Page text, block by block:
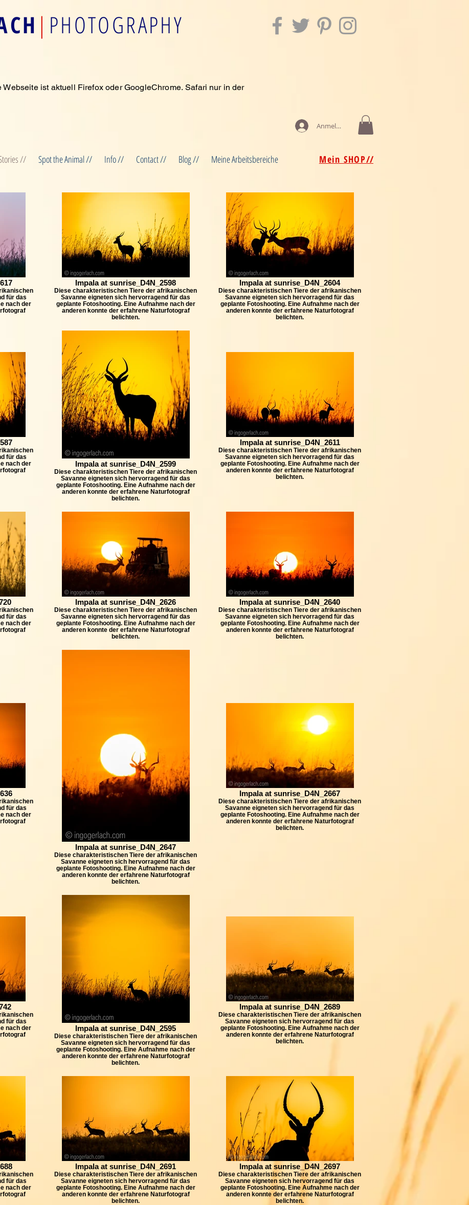
| PHOTOGRAPHY
Webseite ist aktuell Firefox oder GoogleChrome.Safari nur in der
Anmelden
// Spot the Animal // Info // Contact // Blog // Meine Arbeitsbereiche Mein SHOP//
für das
nach der
Impala at sunrise_D4N_2598
Diese charakteristischen Tiere der afrikanischen
Savanne eigneten sich hervorragend für das
geplante Fotoshooting. Eine Aufnahme nach der
anderen konnte der erfahrene Naturfotograf
belichten.
Impala at sunrise_D4N_2604
Diese charakteristischen Tiere der afrikanischen
Savanne eigneten sich hervorragend für das
geplante Fotoshooting. Eine Aufnahme nach der
anderen konnte der erfahrene Naturfotograf
belichten.
für das
nach der
Impala at sunrise_D4N_2599
Diese charakteristischen Tiere der afrikanischen
Savanne eigneten sich hervorragend für das
geplante Fotoshooting. Eine Aufnahme nach der
anderen konnte der erfahrene Naturfotograf
belichten.
Impala at sunrise_D4N_2611
Diese charakteristischen Tiere der afrikanischen
Savanne eigneten sich hervorragend für das
geplante Fotoshooting. Eine Aufnahme nach der
anderen konnte der erfahrene Naturfotograf
belichten.
für das
nach der
Impala at sunrise_D4N_2626
Diese charakteristischen Tiere der afrikanischen
Savanne eigneten sich hervorragend für das
geplante Fotoshooting. Eine Aufnahme nach der
anderen konnte der erfahrene Naturfotograf
belichten.
Impala at sunrise_D4N_2640
Diese charakteristischen Tiere der afrikanischen
Savanne eigneten sich hervorragend für das
geplante Fotoshooting. Eine Aufnahme nach der
anderen konnte der erfahrene Naturfotograf
belichten.
für das
nach der
Impala at sunrise_D4N_2647
Diese charakteristischen Tiere der afrikanischen
Savanne eigneten sich hervorragend für das
geplante Fotoshooting. Eine Aufnahme nach der
anderen konnte der erfahrene Naturfotograf
belichten.
Impala at sunrise_D4N_2667
Diese charakteristischen Tiere der afrikanischen
Savanne eigneten sich hervorragend für das
geplante Fotoshooting. Eine Aufnahme nach der
anderen konnte der erfahrene Naturfotograf
belichten.
für das
nach der
Impala at sunrise_D4N_2595
Diese charakteristischen Tiere der afrikanischen
Savanne eigneten sich hervorragend für das
geplante Fotoshooting. Eine Aufnahme nach der
anderen konnte der erfahrene Naturfotograf
belichten.
Impala at sunrise_D4N_2689
Diese charakteristischen Tiere der afrikanischen
Savanne eigneten sich hervorragend für das
geplante Fotoshooting. Eine Aufnahme nach der
anderen konnte der erfahrene Naturfotograf
belichten.
für das
nach der
Impala at sunrise_D4N_2691
Diese charakteristischen Tiere der afrikanischen
Savanne eigneten sich hervorragend für das
geplante Fotoshooting. Eine Aufnahme nach der
anderen konnte der erfahrene Naturfotograf
belichten.
Impala at sunrise_D4N_2697
Diese charakteristischen Tiere der afrikanischen
Savanne eigneten sich hervorragend für das
geplante Fotoshooting. Eine Aufnahme nach der
anderen konnte der erfahrene Naturfotograf
belichten.